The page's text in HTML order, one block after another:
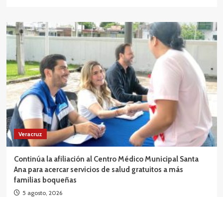
Veracruz
Continúa la afiliación al Centro Médico Municipal Santa
Ana para acercar servicios de salud gratuitos a más
familias boqueñas
5 agosto, 2026